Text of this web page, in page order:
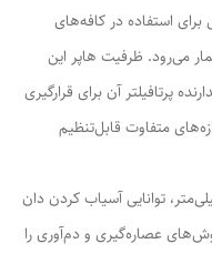
برای استفاده در کافه‌های
می‌رود. ظرفیت هاپر این
نگهدارنده پرتافیلتر آن برای قرارگیری
متفاوت قابل‌تنظیم
استیل سخت‌کاری شده با قطر 64 میلی‌متر، توانایی آسیاب کردن دان
عصاره‌گیری و دم‌آوری را